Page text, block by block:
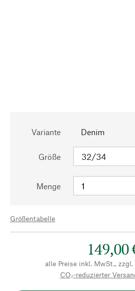
Variante Denim
Größe
Menge
Größentabelle
149,00
alle Preise inkl. MwSt., zzgl.
CO₂-reduzierter